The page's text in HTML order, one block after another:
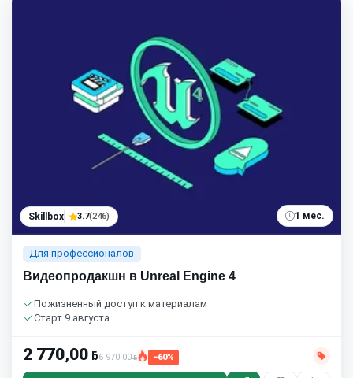
Skillbox 3.7(246) 1 мес.
Для профессионалов
Видеопродакшн в Unreal Engine 4
Пожизненный доступ к материалам
Старт 9 августа
2 770,00 ƃ6 970,00ƃ −60%